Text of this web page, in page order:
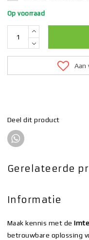
Op voorraad
Aan
Deel dit product
Gerelateerde
Informatie
Maak kennis met de
betrouwbare oplossing